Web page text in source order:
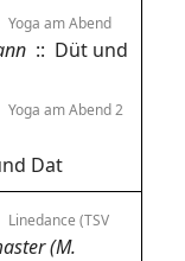
Yoga am Abend
:: Düt und
Yoga am Abend 2
Dat
Linedance (TSV
(M.